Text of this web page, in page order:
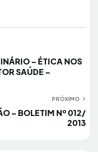
– ÉTICA NOS
SAÚDE –
PRÓXIMO
– BOLETIM Nº 012/
2013